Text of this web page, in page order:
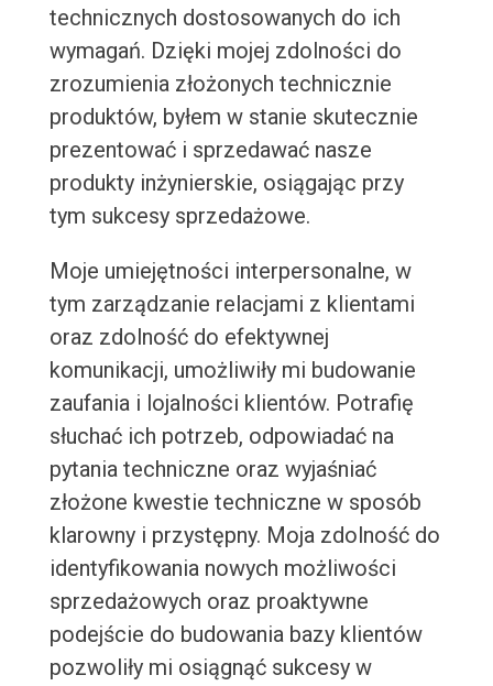
technicznych dostosowanych do ich
wymagań. Dzięki mojej zdolności do
zrozumienia złożonych technicznie
produktów, byłem w stanie skutecznie
prezentować i sprzedawać nasze
produkty inżynierskie, osiągając przy
tym sukcesy sprzedażowe.
Moje umiejętności interpersonalne, w
tym zarządzanie relacjami z klientami
oraz zdolność do efektywnej
komunikacji, umożliwiły mi budowanie
zaufania i lojalności klientów. Potrafię
słuchać ich potrzeb, odpowiadać na
pytania techniczne oraz wyjaśniać
złożone kwestie techniczne w sposób
klarowny i przystępny. Moja zdolność do
identyfikowania nowych możliwości
sprzedażowych oraz proaktywne
podejście do budowania bazy klientów
pozwoliły mi osiągnąć sukcesy w